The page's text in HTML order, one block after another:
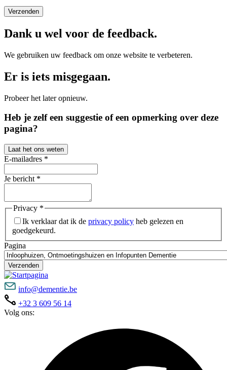
Verzenden
Dank u wel voor de feedback.
We gebruiken uw feedback om onze website te verbeteren.
Er is iets misgegaan.
Probeer het later opnieuw.
Heb je zelf een suggestie of een opmerking over deze
pagina?
Laat het ons weten
E-mailadres *
Je bericht *
Privacy *
Ik verklaar dat ik de privacy policy heb gelezen en
goedgekeurd.
Pagina
Verzenden
info@dementie.be
+32 3 609 56 14
Volg ons: